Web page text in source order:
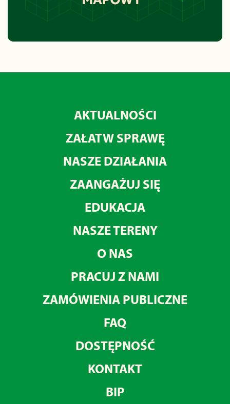
AKTUALNOŚCI
ZAŁATW SPRAWĘ
NASZE DZIAŁANIA
ZAANGAŻUJ SIĘ
EDUKACJA
NASZE TERENY
O NAS
PRACUJ Z NAMI
ZAMÓWIENIA PUBLICZNE
FAQ
DOSTĘPNOŚĆ
KONTAKT
BIP